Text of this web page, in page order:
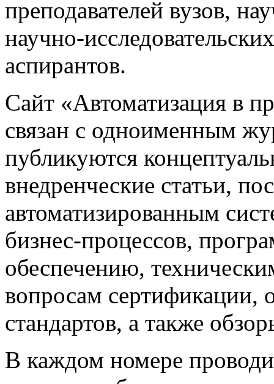
преподавателей вузов,
научно-
аспирантов.
Сайт «Автоматизация в
связан с одноименным
публикуются
внедренческие статьи,
автоматизированным
бизнес-процессов,
обеспечению,
вопросам
стандартов, а также
В каждом номере